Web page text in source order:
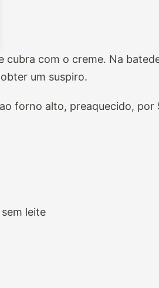
cubra com o creme. Na
um suspiro.
forno alto, preaquecido, por
leite